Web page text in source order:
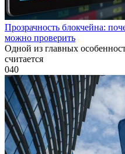
Прозрачность блокчейна:
можно проверить
Одной из главных
считается
040